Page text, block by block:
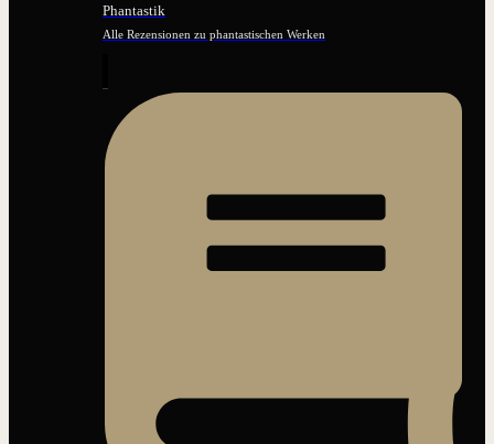
Phantastik
Alle Rezensionen zu phantastischen Werken